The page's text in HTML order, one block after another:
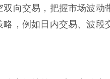
向交易，把握市场波动
，例如日内交易、波段